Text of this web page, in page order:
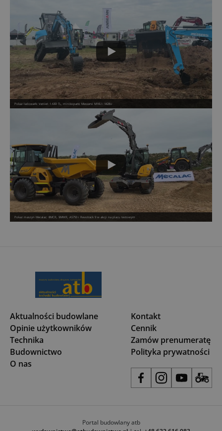
Pokaz ładowarki Venieri 1.63D TL, minikoparki Messersi M16U i M28U
Pokaz maszyn Mecalac: 8MCR, 9MWR, AS750 i Revotrack 9 w akcji na placu testowym
Aktualności budowlane
Opinie użytkowników
Technika
Budownictwo
O nas
Kontakt
Cennik
Zamów prenumeratę
Polityka prywatności
Portal budowlany atb